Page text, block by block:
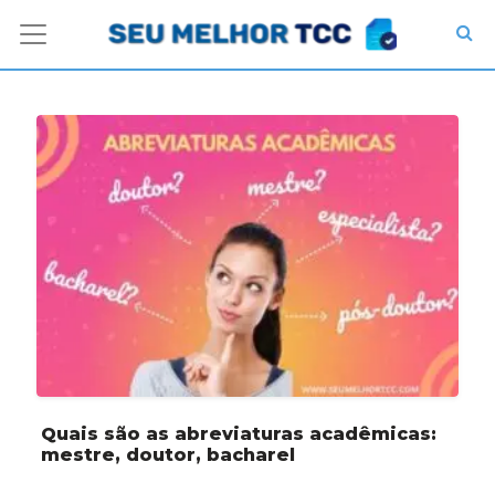
Quais são as abreviaturas acadêmicas:
mestre, doutor, bacharel